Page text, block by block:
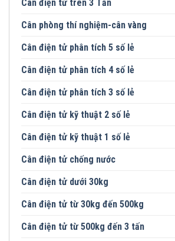
Cân điện tử trên 3 Tấn
Cân phòng thí nghiệm-cân vàng
Cân điện tử phân tích 5 số lẻ
Cân điện tử phân tích 4 số lẻ
Cân điện tử phân tích 3 số lẻ
Cân điện tử kỹ thuật 2 số lẻ
Cân điện tử kỹ thuật 1 số lẻ
Cân điện tử chống nước
Cân điện tử dưới 30kg
Cân điện tử từ 30kg đến 500kg
Cân điện tử từ 500kg đến 3 tấn